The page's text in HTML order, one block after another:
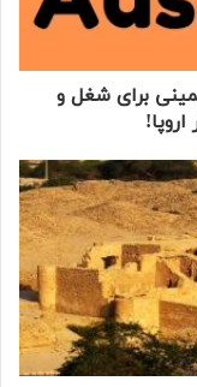
برای شغل و